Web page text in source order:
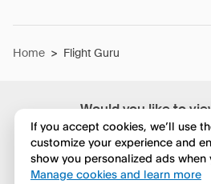
Would you like to
in
No, continua a
Home > Flight Guru
If you accept cookies, we’ll use
customize your experience and
show you personalized ads when
Manage cookies and learn more